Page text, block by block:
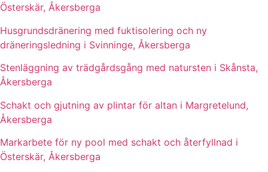
Österskär, Åkersberga
Husgrundsdränering med fuktisolering och ny
dräneringsledning i Svinninge, Åkersberga
Stenläggning av trädgårdsgång med natursten i Skånsta,
Åkersberga
Schakt och gjutning av plintar för altan i Margretelund,
Åkersberga
Markarbete för ny pool med schakt och återfyllnad i
Österskär, Åkersberga